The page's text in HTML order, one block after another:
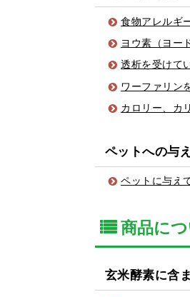
食物アレルギ
ヨウ素（ヨー
透析を受けて
ワーファリン
カロリー、カ
ペットへの与
ペットに与え
商品につ
玄米酵素に含